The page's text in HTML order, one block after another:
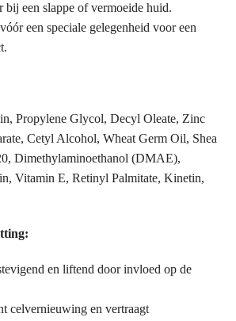
bij een slappe of vermoeide huid.
een speciale gelegenheid voor een
Propylene Glycol, Decyl Oleate, Zinc
Cetyl Alcohol, Wheat Germ Oil, Shea
Dimethylaminoethanol (DMAE),
Vitamin E, Retinyl Palmitate, Kinetin,
en liftend door invloed op de
celvernieuwing en vertraagt